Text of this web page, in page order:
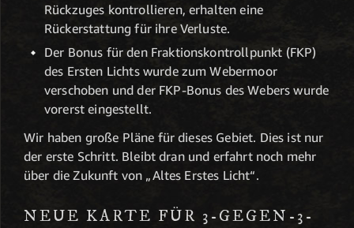
Rückzuges kontrollieren, erhalten eine
Rückerstattung für ihre Verluste.
Der Bonus für den Fraktionskontrollpunkt (FKP)
des Ersten Lichts wurde zum Webermoor
verschoben und der FKP-Bonus des Webers wurde
vorerst eingestellt.
Wir haben große Pläne für dieses Gebiet. Dies ist nur
der erste Schritt. Bleibt dran und erfahrt noch mehr
über die Zukunft von „Altes Erstes Licht“.
NEUE KARTE FÜR 3-GEGEN-3-